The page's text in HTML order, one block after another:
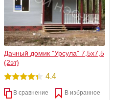
Дачный домик "Урсула" 7,5х7,5
(2эт)
4.4
В сравнение В избранное